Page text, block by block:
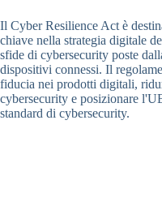
Il Cyber Resilience Act è
chiave nella strategia digitale
sfide di cybersecurity poste
dispositivi connessi. Il
fiducia nei prodotti digitali,
cybersecurity e posizionare
standard di cybersecurity.